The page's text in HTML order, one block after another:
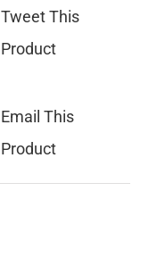
Tweet This
Product
Email This
Product